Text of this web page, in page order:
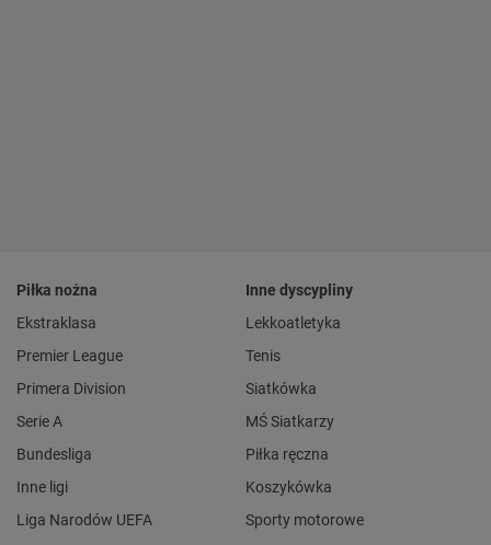
Piłka nożna
Ekstraklasa
Premier League
Primera Division
Serie A
Bundesliga
Inne ligi
Liga Narodów UEFA
Inne dyscypliny
Lekkoatletyka
Tenis
Siatkówka
MŚ Siatkarzy
Piłka ręczna
Koszykówka
Sporty motorowe